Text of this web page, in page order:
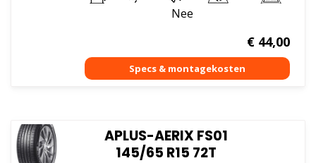
Nee
€44,00
APLUS-AERIX FS01
145/65 R15 72T